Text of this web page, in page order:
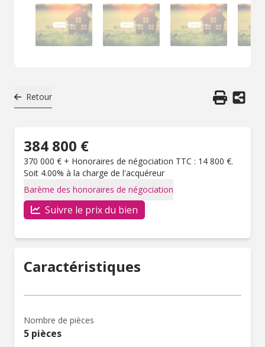
Retour
384 800 €
370 000 € + Honoraires de négociation TTC : 14 800 €.
Soit 4.00% à la charge de l'acquéreur
Barème des honoraires de négociation
Suivre le prix du bien
Caractéristiques
Nombre de pièces
5 pièces